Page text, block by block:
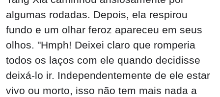
algumas rodadas. Depois, ela respirou
fundo e um olhar feroz apareceu em seus
olhos. "Hmph! Deixei claro que romperia
todos os laços com ele quando decidisse
deixá-lo ir. Independentemente de ele estar
vivo ou morto, isso não tem mais nada a